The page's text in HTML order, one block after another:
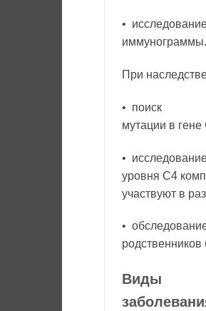
•
иммунограммы.
При
• поиск
мутации в
•
уровня С4
участвуют в
•
Виды